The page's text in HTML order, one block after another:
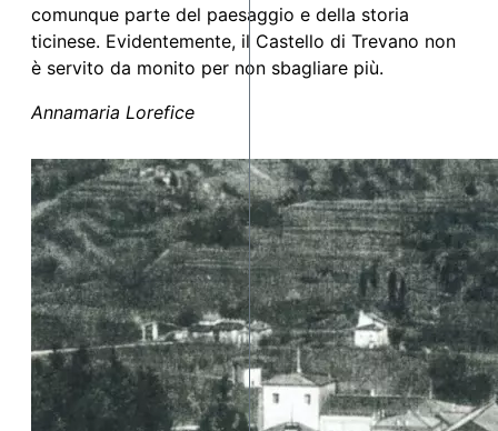
comunque parte del paesaggio e della storia
ticinese. Evidentemente, il Castello di Trevano non
è servito da monito per non sbagliare più.
Annamaria Lorefice